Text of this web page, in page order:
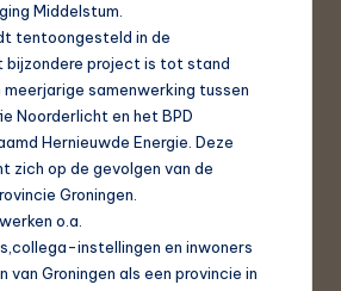
Middelstum.
tentoongesteld in de
bijzondere project is tot stand
meerjarige samenwerking tussen
Noorderlicht en het BPD
Hernieuwde Energie. Deze
zich op de gevolgen van de
Groningen.
o.a.
instellingen en inwoners
van Groningen als een provincie in